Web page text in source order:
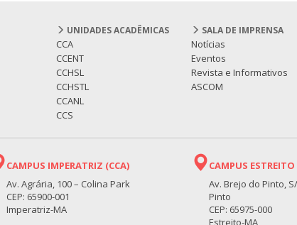
UNIDADES ACADÊMICAS
CCA
CCENT
CCHSL
CCHSTL
CCANL
CCS
SALA DE IMPRENSA
Notícias
Eventos
Revista e Informativos
ASCOM
CAMPUS IMPERATRIZ (CCA)
Av. Agrária, 100 – Colina Park
CEP: 65900-001
Imperatriz-MA
CAMPUS ESTREITO
Av. Brejo do Pinto,
Pinto
CEP: 65975-000
Estreito-MA